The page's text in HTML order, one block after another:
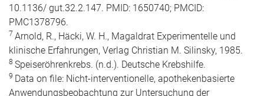
10.1136/ gut.32.2.147. PMID: 1650740; PMCID:
PMC1378796.
7 Arnold, R., Häcki, W. H., Magaldrat Experimentelle und
klinische Erfahrungen, Verlag Christian M. Silinsky, 1985.
8 Speiseröhrenkrebs. (n.d.). Deutsche Krebshilfe.
9 Data on file: Nicht-interventionelle, apothekenbasierte
Anwendungsbeobachtung zur Untersuchung der